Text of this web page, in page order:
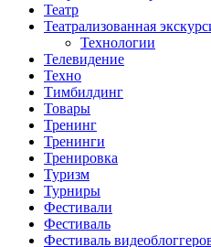
Театр
Театрализованная
Технологии
Телевидение
Техно
Тимбилдинг
Товары
Тренинг
Тренинги
Тренировка
Туризм
Турниры
Фестивали
Фестиваль
Фестиваль